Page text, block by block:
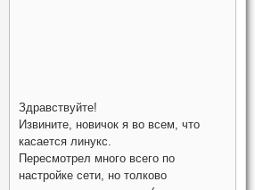
Здравствуйте!
Извините, новичок я во всем, что
касается линукс.
Пересмотрел много всего по
настройке сети, но толково